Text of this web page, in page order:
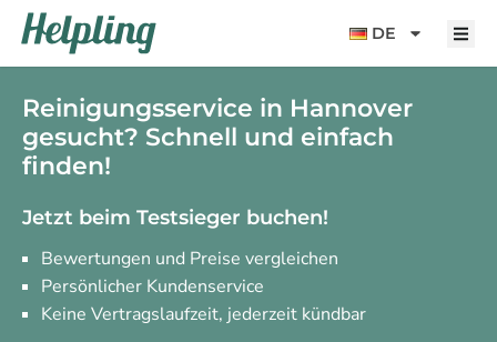
springen
DE
Reinigungsservice in Hannover
gesucht? Schnell und einfach
finden!
Jetzt beim Testsieger buchen!
Bewertungen und Preise vergleichen
Persönlicher Kundenservice
Keine Vertragslaufzeit, jederzeit kündbar